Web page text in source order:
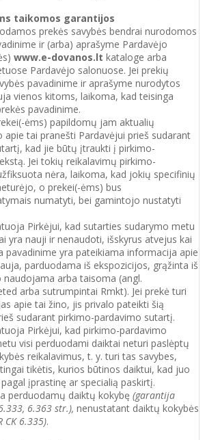
taikomos garantijos
prekės savybės bendrai nurodomos
ir (arba) aprašyme Pardavėjo
www.e-dovanos.lt kataloge arba
Pardavėjo salonuose. Jei prekių
pavadinime ir aprašyme nurodytos
vienos kitoms, laikoma, kad teisinga
pavadinime.
ėms) papildomų jam aktualių
apie tai pranešti Pardavėjui prieš sudarant
kad jie būtų įtraukti į pirkimo-
Jei tokių reikalavimų pirkimo-
nėra, laikoma, kad jokių specifinių
o prekei(-ėms) bus
numatyti, bei gamintojo nustatyti
Pirkėjui, kad sutarties sudarymo metu
yra nauji ir nenaudoti, išskyrus atvejus kai
pavadinime yra pateikiama informacija apie
parduodama iš ekspozicijos, grąžinta iš
arba taisoma (angl.
arba sutrumpintai Rmkt). Jei prekė turi
apie tai žino, jis privalo pateikti šią
sudarant pirkimo-pardavimo sutartį.
Pirkėjui, kad pirkimo-pardavimo
visi perduodami daiktai neturi paslėptų
reikalavimus, t. y. turi tas savybes,
tikėtis, kurios būtinos daiktui, kad juo
įprastinę ar specialią paskirtį.
perduodamų daiktų kokybę (garantija
6.363 str.), nenustatant daiktų kokybės
CK 6.335).